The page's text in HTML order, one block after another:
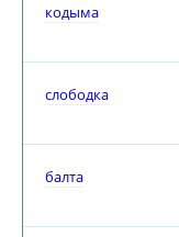
кодыма
слободка
балта